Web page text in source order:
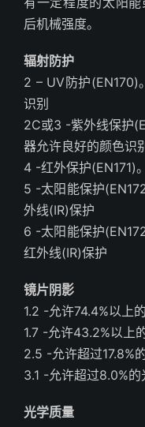
后机械强度。
辐射防护
2 – UV防护(EN170)
识别
2C或3 -紫外线保护
器允许良好的颜色识
4 -红外保护(EN171)
5 -太阳能保护
外线(IR)保护
6 -太阳能保护
红外线(IR)保护
镜片阴影
1.2 -允许74.4%以上
1.7 -允许43.2%以上
2.5 -允许超过17.8%
3.1 -允许超过8.0%的
光学质量